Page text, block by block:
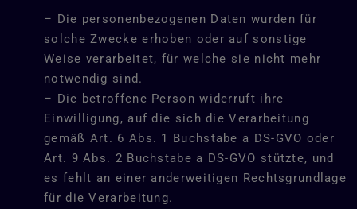
– Die personenbezogenen Daten wurden für
solche Zwecke erhoben oder auf sonstige
Weise verarbeitet, für welche sie nicht mehr
notwendig sind.
– Die betroffene Person widerruft ihre
Einwilligung, auf die sich die Verarbeitung
gemäß Art. 6 Abs. 1 Buchstabe a DS-GVO oder
Art. 9 Abs. 2 Buchstabe a DS-GVO stützte, und
es fehlt an einer anderweitigen Rechtsgrundlage
für die Verarbeitung.